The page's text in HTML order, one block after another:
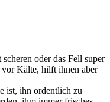
oder das Fell super
Kälte, hilft ihnen aber
ist, ihn ordentlich zu